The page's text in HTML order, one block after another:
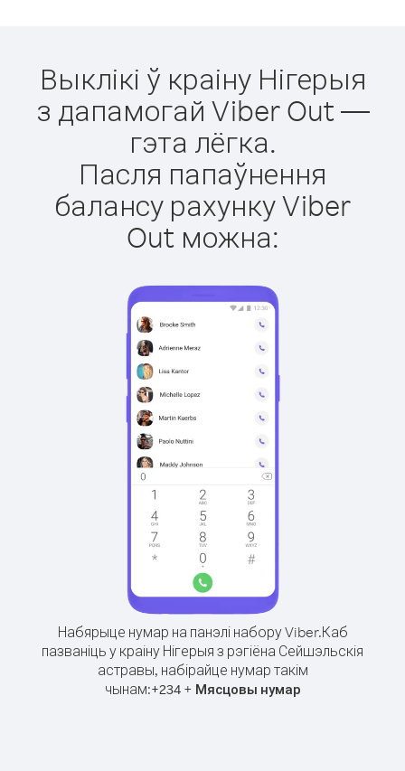
Выклікі ў краіну Нігерыя
з дапамогай Viber Out —
гэта лёгка.
Пасля папаўнення
балансу рахунку Viber
Out можна:
Набярыце нумар на панэлі набору Viber.Каб
пазваніць у краіну Нігерыя з рэгіёна Сейшэльскія
астравы, набірайце нумар такім
чынам:+234+ Мясцовы нумар